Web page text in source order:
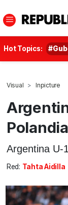
Hot Topics:
Visual Inpicture
Argentina U-
Red: Tahta Aidilla